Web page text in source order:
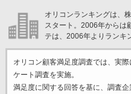
オリコンランキングは、
スタート。2006年からは
テは、2006年よりランキ
オリコン顧客満足度調査では、実
ケート調査を実施。
満足度に関する回答を基に、調査企